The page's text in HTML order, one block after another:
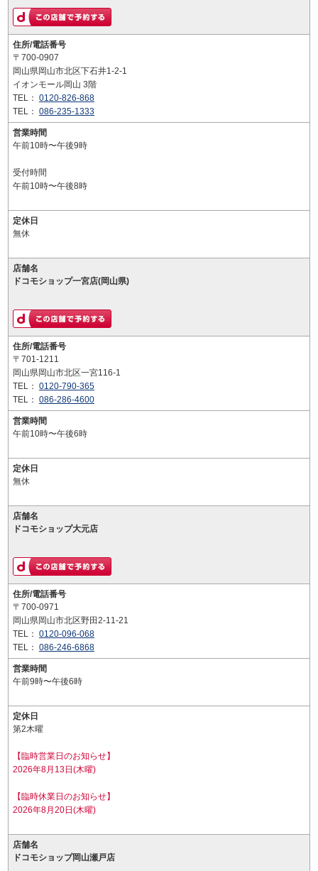
住所/電話番号
〒700-0907
岡山県岡山市北区下石井1-2-1
イオンモール岡山 3階
TEL： 0120-826-868
TEL： 086-235-1333
営業時間
午前10時〜午後9時
受付時間
午前10時〜午後8時
定休日
無休
店舗名
ドコモショップ一宮店(岡山県)
住所/電話番号
〒701-1211
岡山県岡山市北区一宮116-1
TEL： 0120-790-365
TEL： 086-286-4600
営業時間
午前10時〜午後6時
定休日
無休
店舗名
ドコモショップ大元店
住所/電話番号
〒700-0971
岡山県岡山市北区野田2-11-21
TEL： 0120-096-068
TEL： 086-246-6868
営業時間
午前9時〜午後6時
定休日
第2木曜
【臨時営業日のお知らせ】
2026年8月13日(木曜)
【臨時休業日のお知らせ】
2026年8月20日(木曜)
店舗名
ドコモショップ岡山瀬戸店